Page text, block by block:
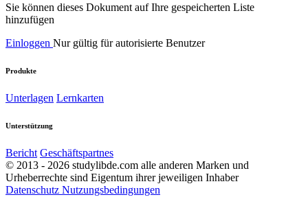
Sie können dieses Dokument auf Ihre gespeicherten Liste
hinzufügen
Einloggen Nur gültig für autorisierte Benutzer
Produkte
Unterlagen Lernkarten
Unterstützung
Bericht Geschäftspartnes
© 2013 - 2026 studylibde.com alle anderen Marken und
Urheberrechte sind Eigentum ihrer jeweiligen Inhaber
Datenschutz Nutzungsbedingungen